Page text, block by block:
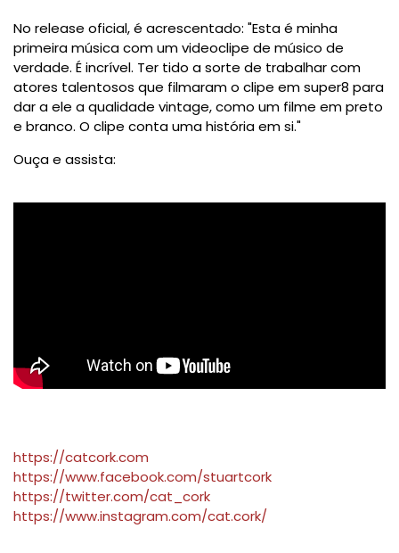
No release oficial, é acrescentado: "Esta é minha
primeira música com um videoclipe de músico de
verdade. É incrível. Ter tido a sorte de trabalhar com
atores talentosos que filmaram o clipe em super8 para
dar a ele a qualidade vintage, como um filme em preto
e branco. O clipe conta uma história em si."
Ouça e assista:
https://catcork.com
https://www.facebook.com/stuartcork
https://twitter.com/cat_cork
https://www.instagram.com/cat.cork/